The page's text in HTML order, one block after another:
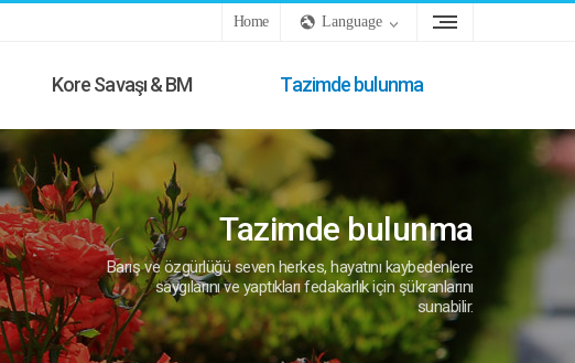
Home Language
Kore Savaşı & BM Tazimde bulunma
Tazimde bulunma
Barış ve özgürlüğü seven herkes, hayatını kaybedenlere
saygılarını ve yaptıkları fedakarlık için şükranlarını
sunabilir.